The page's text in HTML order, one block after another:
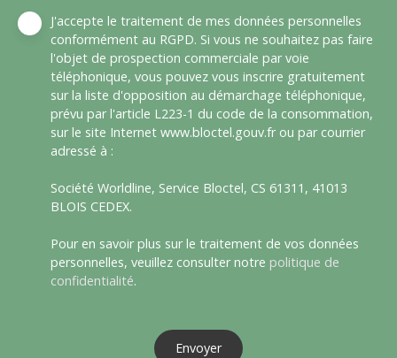
J'accepte le traitement de mes données personnelles
conformément au RGPD. Si vous ne souhaitez pas faire
l'objet de prospection commerciale par voie
téléphonique, vous pouvez vous inscrire gratuitement
sur la liste d'opposition au démarchage téléphonique,
prévu par l'article L223-1 du code de la consommation,
sur le site Internet www.bloctel.gouv.fr ou par courrier
adressé à :
Société Worldline, Service Bloctel, CS 61311, 41013
BLOIS CEDEX.
Pour en savoir plus sur le traitement de vos données
personnelles, veuillez consulter notre politique de
confidentialité.
Envoyer